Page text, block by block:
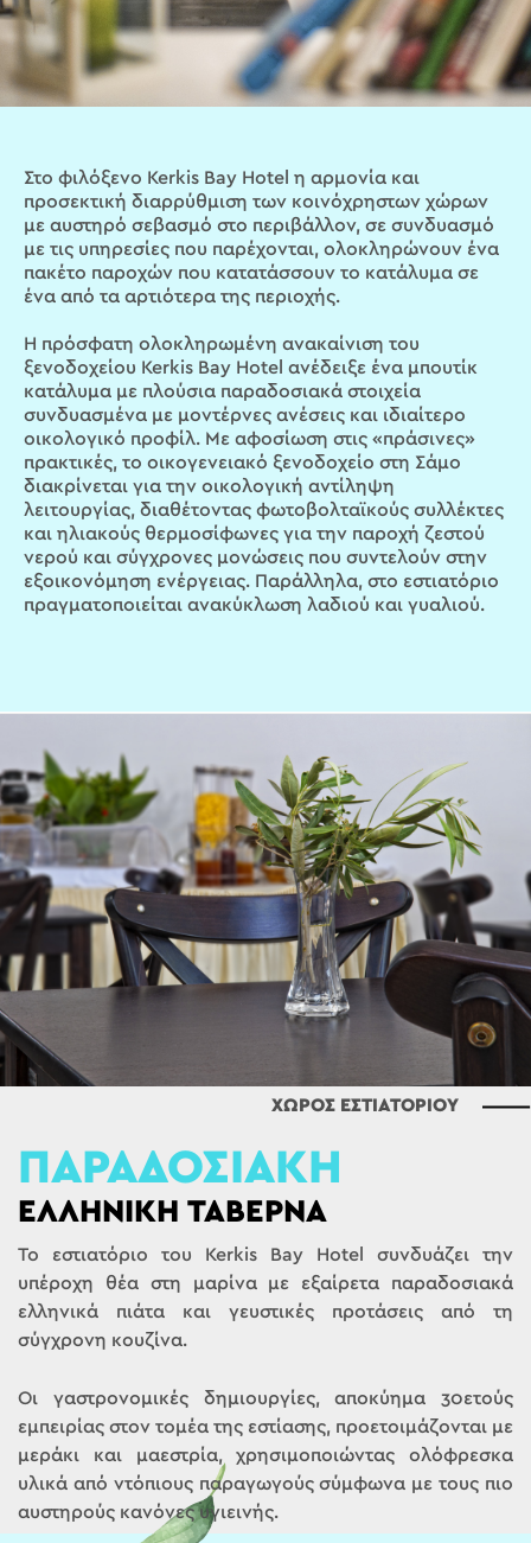
Στο φιλόξενο Kerkis Bay Hotel η αρμονία και
προσεκτική διαρρύθμιση των κοινόχρηστων χώρων
με αυστηρό σεβασμό στο περιβάλλον, σε συνδυασμό
με τις υπηρεσίες που παρέχονται, ολοκληρώνουν ένα
πακέτο παροχών που κατατάσσουν το κατάλυμα σε
ένα από τα αρτιότερα της περιοχής.
Η πρόσφατη ολοκληρωμένη ανακαίνιση του
ξενοδοχείου Kerkis Bay Hotel ανέδειξε ένα μπουτίκ
κατάλυμα με πλούσια παραδοσιακά στοιχεία
συνδυασμένα με μοντέρνες ανέσεις και ιδιαίτερο
οικολογικό προφίλ. Με αφοσίωση στις «πράσινες»
πρακτικές, το οικογενειακό ξενοδοχείο στη Σάμο
διακρίνεται για την οικολογική αντίληψη
λειτουργίας, διαθέτοντας φωτοβολταϊκούς συλλέκτες
και ηλιακούς θερμοσίφωνες για την παροχή ζεστού
νερού και σύγχρονες μονώσεις που συντελούν στην
εξοικονόμηση ενέργειας. Παράλληλα, στο εστιατόριο
πραγματοποιείται ανακύκλωση λαδιού και γυαλιού.
ΧΩΡΟΣ ΕΣΤΙΑΤΟΡΙΟΥ
ΠΑΡΑΔΟΣΙΑΚΗ
ΕΛΛΗΝΙΚΗ ΤΑΒΕΡΝΑ
Το εστιατόριο του Kerkis Bay Hotel συνδυάζει την
υπέροχη θέα στη μαρίνα με εξαίρετα παραδοσιακά
ελληνικά πιάτα και γευστικές προτάσεις από τη
σύγχρονη κουζίνα.
Οι γαστρονομικές δημιουργίες, αποκύημα 30ετούς
εμπειρίας στον τομέα της εστίασης, προετοιμάζονται με
μεράκι και μαεστρία, χρησιμοποιώντας ολόφρεσκα
υλικά από ντόπιους παραγωγούς σύμφωνα με τους πιο
αυστηρούς κανόνες υγιεινής.